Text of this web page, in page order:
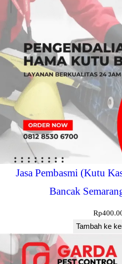
Jasa Pembasmi (Kutu
Bancak
Rp
Tambah ke